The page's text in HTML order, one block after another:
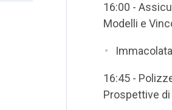
16:00 -
Modelli e
16:45 -
Prospettive